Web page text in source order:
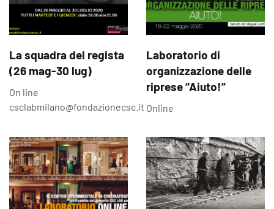
La squadra del regista
(26 mag-30 lug)
On line
csclabmilano@fondazionecsc.it
Laboratorio di
organizzazione delle
riprese “Aiuto!”
Online